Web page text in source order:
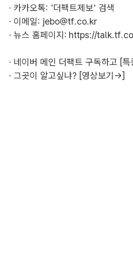
· 카카오톡: '더팩트제보' 검색
· 이메일: jebo@tf.co.kr
· 뉴스 홈페이지: https://
· 네이버 메인 더팩트 구독하고 [
· 그곳이 알고싶냐? [영상보기→]